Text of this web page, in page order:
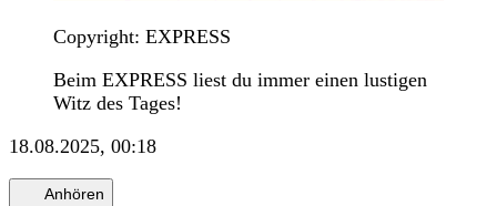
Copyright: EXPRESS
Beim EXPRESS liest du immer einen lustigen
Witz des Tages!
18.08.2025, 00:18
Anhören